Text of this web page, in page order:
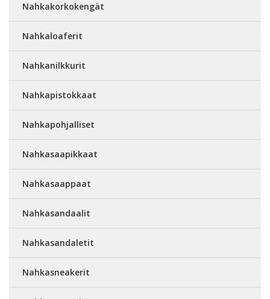
Nahkakorkokengät
Nahkaloaferit
Nahkanilkkurit
Nahkapistokkaat
Nahkapohjalliset
Nahkasaapikkaat
Nahkasaappaat
Nahkasandaalit
Nahkasandaletit
Nahkasneakerit